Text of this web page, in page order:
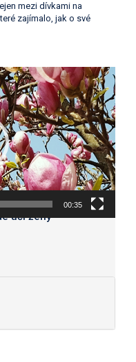
mezi dívkami na
zajímalo, jak o své
00:35
učí ženy